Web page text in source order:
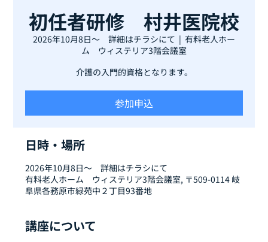
初任者研修 村井医院校
2026年10月8日～ 詳細はチラシにて
  |
有料老人ホー
ム ウィステリア3階会議室
介護の入門的資格となります。
参加申込
日時・場所
2026年10月8日～ 詳細はチラシにて
有料老人ホーム ウィステリア3階会議室, 〒509-0114 岐
阜県各務原市緑苑中２丁目93番地
講座について